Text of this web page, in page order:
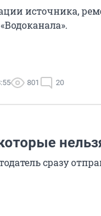
источника,
801 20
сразу